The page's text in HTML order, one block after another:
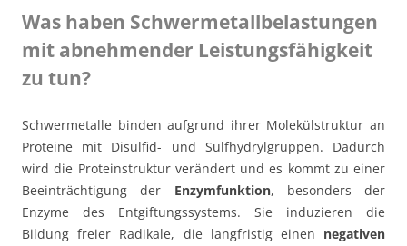
Was haben Schwermetallbelastungen
mit abnehmender Leistungsfähigkeit
zu tun?
Schwermetalle binden aufgrund ihrer Molekülstruktur an
Proteine mit Disulfid- und Sulfhydrylgruppen. Dadurch
wird die Proteinstruktur verändert und es kommt zu einer
Beeinträchtigung der Enzymfunktion, besonders der
Enzyme des Entgiftungssystems. Sie induzieren die
Bildung freier Radikale, die langfristig einen negativen